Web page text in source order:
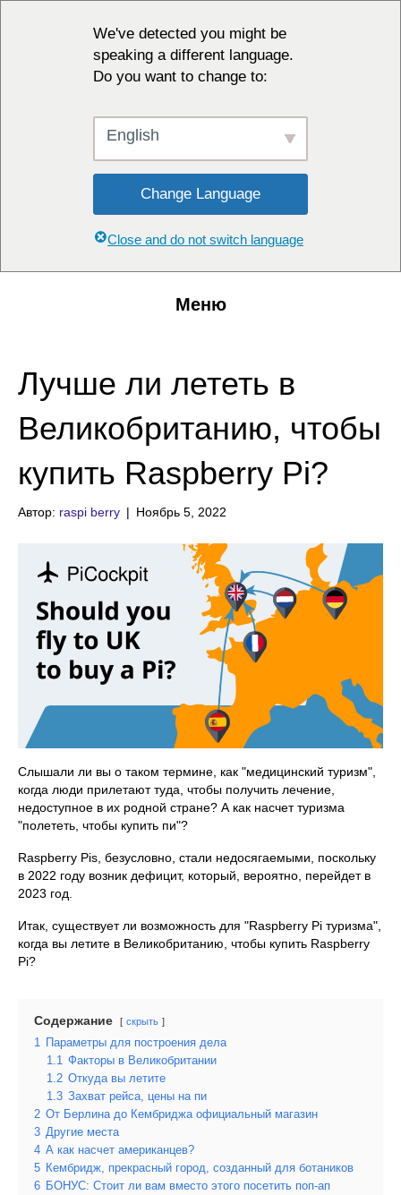
We've detected you might be
speaking a different language.
Do you want to change to:
English
Change Language
Close and do not switch language
Меню
Лучше ли лететь в
Великобританию, чтобы
купить Raspberry Pi?
Автор: raspi berry | Ноябрь 5, 2022
Слышали ли вы о таком термине, как "медицинский туризм",
когда люди прилетают туда, чтобы получить лечение,
недоступное в их родной стране? А как насчет туризма
"полететь, чтобы купить пи"?
Raspberry Pis, безусловно, стали недосягаемыми, поскольку
в 2022 году возник дефицит, который, вероятно, перейдет в
2023 год.
Итак, существует ли возможность для "Raspberry Pi туризма",
когда вы летите в Великобританию, чтобы купить Raspberry
Pi?
Содержание скрыть
1
Параметры для построения дела
1.1 Факторы в Великобритании
1.2 Откуда вы летите
1.3 Захват рейса, цены на пи
2 От Берлина до Кембриджа официальный магазин
3 Другие места
4 А как насчет американцев?
5 Кембридж, прекрасный город, созданный для ботаников
6 БОНУС: Стоит ли вам вместо этого посетить поп-ап